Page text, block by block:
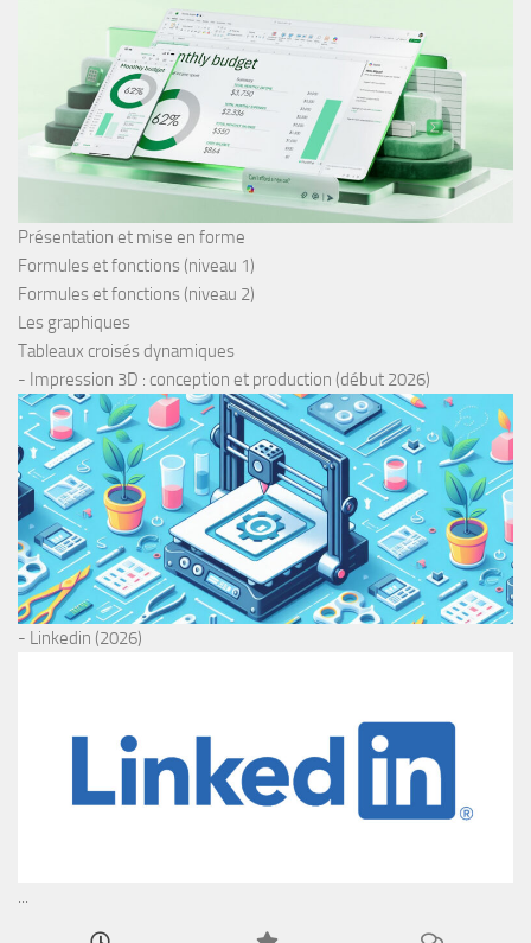
Présentation et mise en forme
Formules et fonctions (niveau 1)
Formules et fonctions (niveau 2)
Les graphiques
Tableaux croisés dynamiques
- Impression 3D : conception et production (début 2026)
- Linkedin (2026)